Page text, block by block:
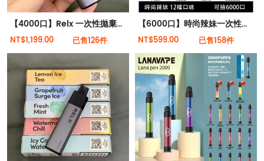
【4000口】Relx 一次性拋棄式電子菸 全新現貨
NT$1,199.00 已售126件
【6000口】時尚辣妹一次性拋棄式電子菸 12種口味 TYPE-C充電（現貨秒發）
NT$599.00 已售158件